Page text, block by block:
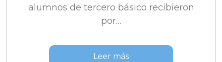
alumnos de tercero básico recibieron
por…
Leer más